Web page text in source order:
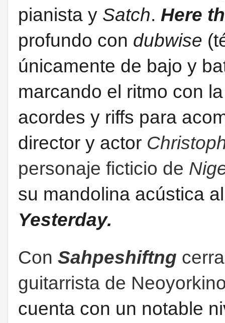
pianista y Satch. Here
profundo con dubwise
únicamente de bajo y
marcando el ritmo con
acordes y riffs para
director y actor
personaje ficticio de
su mandolina acústica
Yesterday.
Con Sahpeshiftng
guitarrista de
cuenta con un notable